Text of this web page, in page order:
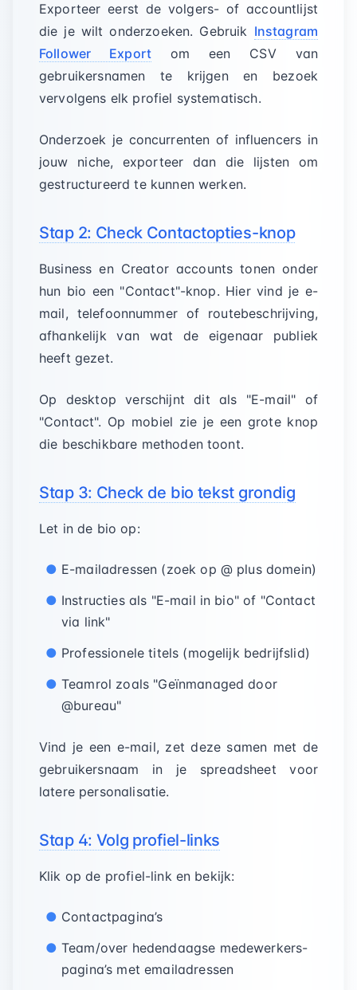
Exporteer eerst de volgers- of accountlijst
die je wilt onderzoeken. Gebruik Instagram
Follower Export om een CSV van
gebruikersnamen te krijgen en bezoek
vervolgens elk profiel systematisch.
Onderzoek je concurrenten of influencers in
jouw niche, exporteer dan die lijsten om
gestructureerd te kunnen werken.
Stap 2: Check Contactopties-knop
Business en Creator accounts tonen onder
hun bio een "Contact"-knop. Hier vind je e-
mail, telefoonnummer of routebeschrijving,
afhankelijk van wat de eigenaar publiek
heeft gezet.
Op desktop verschijnt dit als "E-mail" of
"Contact". Op mobiel zie je een grote knop
die beschikbare methoden toont.
Stap 3: Check de bio tekst grondig
Let in de bio op:
E-mailadressen (zoek op @ plus domein)
Instructies als "E-mail in bio" of "Contact
via link"
Professionele titels (mogelijk bedrijfslid)
Teamrol zoals "Geïnmanaged door
@bureau"
Vind je een e-mail, zet deze samen met de
gebruikersnaam in je spreadsheet voor
latere personalisatie.
Stap 4: Volg profiel-links
Klik op de profiel-link en bekijk:
Contactpagina’s
Team/over hedendaagse medewerkers-
pagina’s met emailadressen